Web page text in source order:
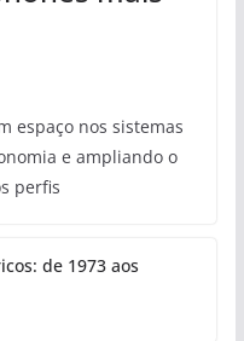
mais
espaço nos sistemas
e ampliando o
celulares históricos: